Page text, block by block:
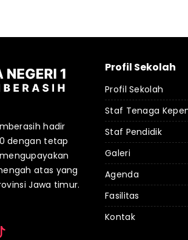
hadir
dengan tetap
atas yang
Jawa timur.
Profil Sekolah
Profil Sekolah
Staf Tenaga
Staf Pendidik
Galeri
Agenda
Fasilitas
Kontak